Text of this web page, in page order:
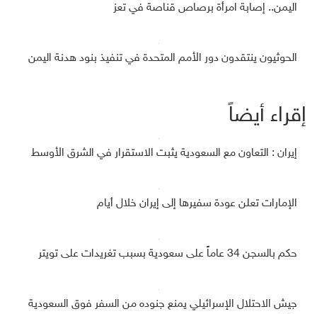
اليمن.. إصابة امرأة برصاص قناصة في تعز
الحوثيون ينتقدون دور الأمم المتحدة في تنفيذ بنود هدنة اليمن
إقراء أيضاً
إيران : التعاون مع السعودية يثبت الاستقرار في الشرق الأوسط
الإمارات تعلن عودة سفيرها إلى إيران خلال أيام
حكم بالسجن 34 عاماً على سعودية بسبب تغريدات على تويتر
جيش الاحتلال الإسرائيلي يمنع جنوده من السفر فوق السعودية